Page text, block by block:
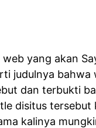
web yang akan
judulnya
dan terbukti
disitus tersebut
kalinya